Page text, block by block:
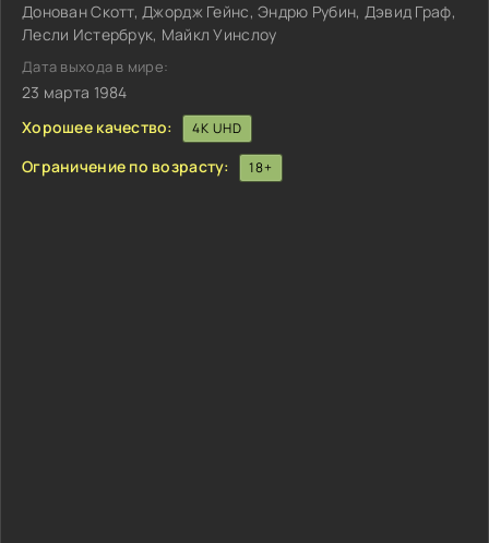
Донован Скотт, Джордж Гейнс, Эндрю Рубин, Дэвид Граф,
Лесли Истербрук, Майкл Уинслоу
Дата выхода в мире:
23 марта 1984
Хорошее качество:
4K UHD
Ограничение по возрасту: 18+